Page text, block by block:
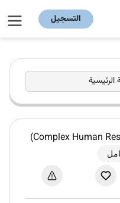
التسجيل
Complex Human